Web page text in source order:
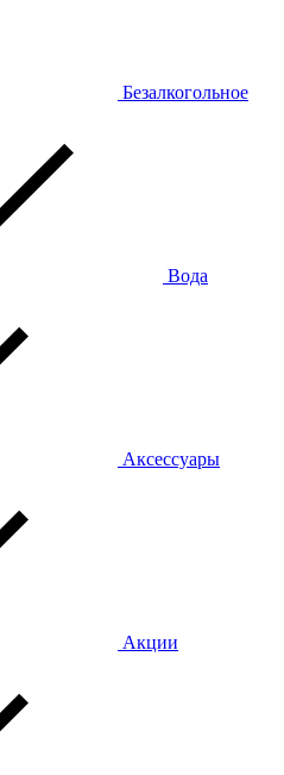
Безалкогольное
Вода
Аксессуары
Акции